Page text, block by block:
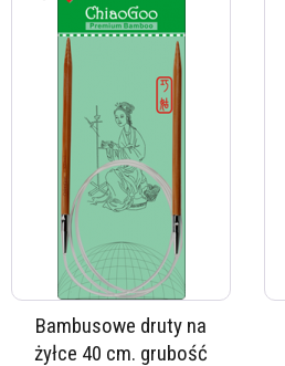
Bambusowe druty na
żyłce 40 cm. grubość